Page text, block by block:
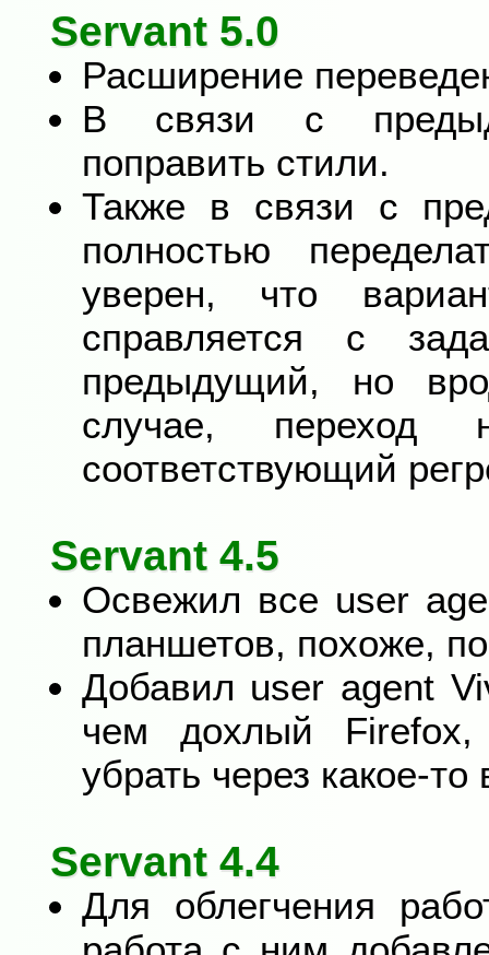
Servant 5.0
Расширение
В связи с
поправить стили.
Также в связи с
полностью
уверен, что
справляется с
предыдущий, но
случае,
соответствующий
Servant 4.5
Освежил все user
планшетов, похоже,
Добавил user agent
чем дохлый
убрать через какое-то
Servant 4.4
Для облегчения